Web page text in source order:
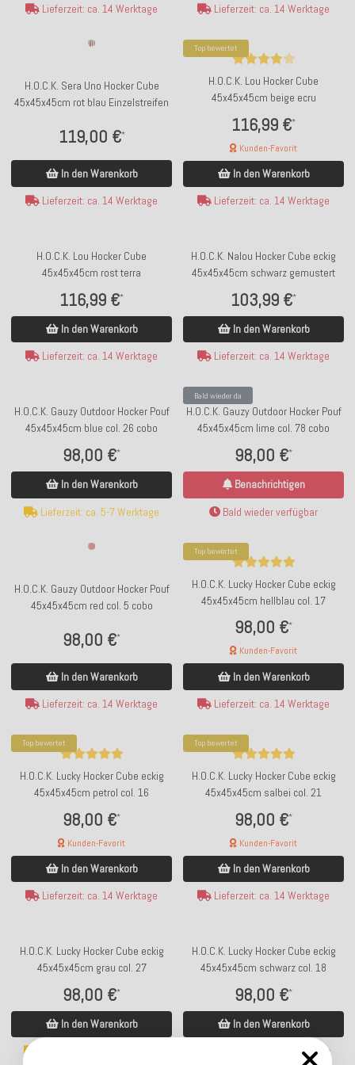
Lieferzeit: ca. 14 Werktage Lieferzeit: ca. 14 Werktage
H.O.C.K. Sera Uno Hocker Cube
45x45x45cm rot blau Einzelstreifen
119,00 €*
In den Warenkorb
Lieferzeit: ca. 14 Werktage
Top bewertet
H.O.C.K. Lou Hocker Cube
45x45x45cm beige ecru
116,99 €*
Kunden-Favorit
In den Warenkorb
Lieferzeit: ca. 14 Werktage
H.O.C.K. Lou Hocker Cube
45x45x45cm rost terra
116,99 €*
In den Warenkorb
Lieferzeit: ca. 14 Werktage
H.O.C.K. Nalou Hocker Cube eckig
45x45x45cm schwarz gemustert
103,99 €*
In den Warenkorb
Lieferzeit: ca. 14 Werktage
H.O.C.K. Gauzy Outdoor Hocker Pouf
45x45x45cm blue col. 26 cobo
98,00 €*
In den Warenkorb
Lieferzeit: ca. 5-7 Werktage
Bald wieder da
H.O.C.K. Gauzy Outdoor Hocker Pouf
45x45x45cm lime col. 78 cobo
98,00 €*
Benachrichtigen
Bald wieder verfügbar
H.O.C.K. Gauzy Outdoor Hocker Pouf
45x45x45cm red col. 5 cobo
98,00 €*
In den Warenkorb
Lieferzeit: ca. 14 Werktage
Top bewertet
H.O.C.K. Lucky Hocker Cube eckig
45x45x45cm hellblau col. 17
98,00 €*
Kunden-Favorit
In den Warenkorb
Lieferzeit: ca. 14 Werktage
Top bewertet
H.O.C.K. Lucky Hocker Cube eckig
45x45x45cm petrol col. 16
98,00 €*
Kunden-Favorit
In den Warenkorb
Lieferzeit: ca. 14 Werktage
Top bewertet
H.O.C.K. Lucky Hocker Cube eckig
45x45x45cm salbei col. 21
98,00 €*
Kunden-Favorit
In den Warenkorb
Lieferzeit: ca. 14 Werktage
H.O.C.K. Lucky Hocker Cube eckig
45x45x45cm grau col. 27
98,00 €*
In den Warenkorb
H.O.C.K. Lucky Hocker Cube eckig
45x45x45cm schwarz col. 18
98,00 €*
In den Warenkorb
Lieferzeit: ca. 5-7 Werktage